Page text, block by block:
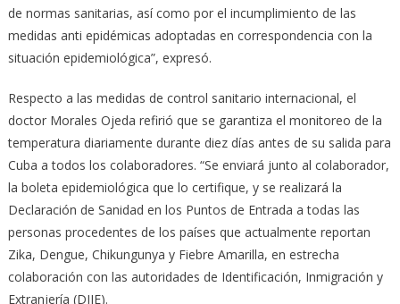
de normas sanitarias, así como por el incumplimiento de las
medidas anti epidémicas adoptadas en correspondencia con la
situación epidemiológica”, expresó.
Respecto a las medidas de control sanitario internacional, el
doctor Morales Ojeda refirió que se garantiza el monitoreo de la
temperatura diariamente durante diez días antes de su salida para
Cuba a todos los colaboradores. “Se enviará junto al colaborador,
la boleta epidemiológica que lo certifique, y se realizará la
Declaración de Sanidad en los Puntos de Entrada a todas las
personas procedentes de los países que actualmente reportan
Zika, Dengue, Chikungunya y Fiebre Amarilla, en estrecha
colaboración con las autoridades de Identificación, Inmigración y
Extranjería (DIIE).